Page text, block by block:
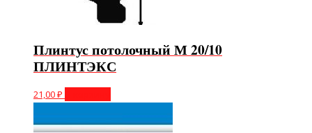
Плинтус потолочный М 20/10
ПЛИНТЭКС
21,00₽